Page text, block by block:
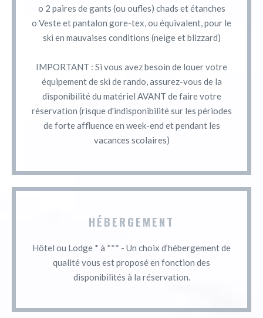
o 2 paires de gants (ou oufles) chads et étanches
o Veste et pantalon gore-tex, ou équivalent, pour le
ski en mauvaises conditions (neige et blizzard)
IMPORTANT : Si vous avez besoin de louer votre
équipement de ski de rando, assurez-vous de la
disponibilité du matériel AVANT de faire votre
réservation (risque d'indisponibilité sur les périodes
de forte affluence en week-end et pendant les
vacances scolaires)
HÉBERGEMENT
Hôtel ou Lodge * à *** - Un choix d’hébergement de
qualité vous est proposé en fonction des
disponibilités à la réservation.